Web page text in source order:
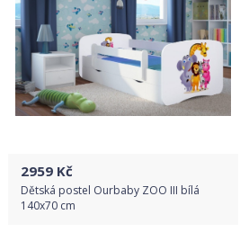
2959 Kč
Dětská postel Ourbaby ZOO III bílá
140x70 cm